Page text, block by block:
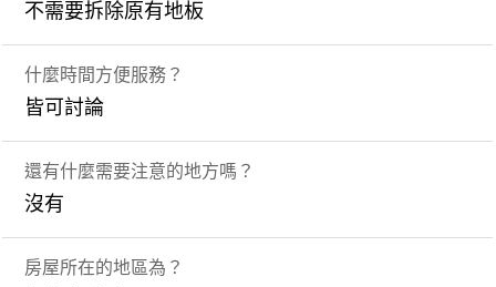
不需要拆除原有地板
什麼時間方便服務？
皆可討論
還有什麼需要注意的地方嗎？
沒有
房屋所在的地區為？